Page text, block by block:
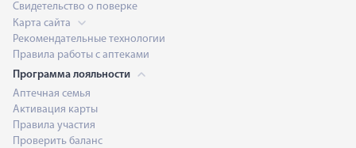
Свидетельство о поверке
Карта сайта
Рекомендательные технологии
Правила работы с аптеками
Программа лояльности
Аптечная семья
Активация карты
Правила участия
Проверить баланс